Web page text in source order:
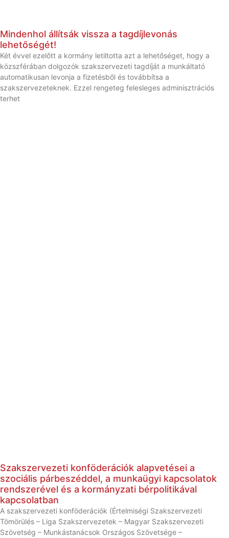
Mindenhol állítsák vissza a tagdíjlevonás
lehetőségét!
Két évvel ezelőtt a kormány letiltotta azt a lehetőséget, hogy a
közszférában dolgozók szakszervezeti tagdíját a munkáltató
automatikusan levonja a fizetésből és továbbítsa a
szakszervezeteknek. Ezzel rengeteg felesleges adminisztrációs
terhet
Szakszervezeti konföderációk alapvetései a
szociális párbeszéddel, a munkaügyi kapcsolatok
rendszerével és a kormányzati bérpolitikával
kapcsolatban
A szakszervezeti konföderációk (Értelmiségi Szakszervezeti
Tömörülés – Liga Szakszervezetek – Magyar Szakszervezeti
Szövetség – Munkástanácsok Országos Szövetsége –